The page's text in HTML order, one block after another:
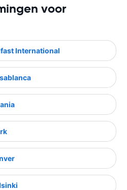
voor
International